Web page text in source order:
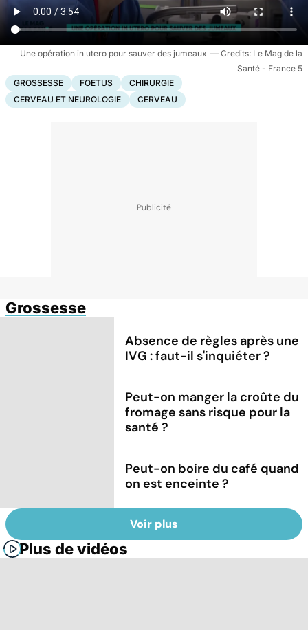
Une opération in utero pour sauver des jumeaux
Le Mag de la
Santé - France 5
GROSSESSE
FOETUS
CHIRURGIE
CERVEAU ET NEUROLOGIE
CERVEAU
Grossesse
Absence de règles après une
IVG : faut-il s'inquiéter ?
Peut-on manger la croûte du
fromage sans risque pour la
santé ?
Peut-on boire du café quand
on est enceinte ?
Voir plus
Plus de vidéos